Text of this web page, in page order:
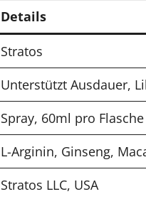
Details
Stratos
Unterstützt Ausdauer,
Spray, 60ml pro Flasche
L-Arginin, Ginseng,
Stratos LLC, USA